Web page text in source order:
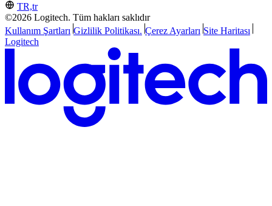
TR,tr
©2026 Logitech. Tüm hakları saklıdır
Kullanım Şartları Gizlilik Politikası. Çerez Ayarları Site Haritası
Logitech